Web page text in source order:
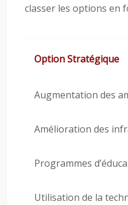
classer les options en
Option Stratégique
Augmentation des
Amélioration des
Programmes
Utilisation de la